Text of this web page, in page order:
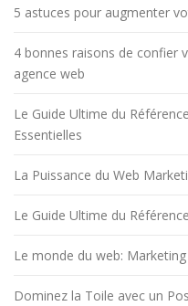
5 astuces pour augmenter
4 bonnes raisons de confier
agence web
Le Guide Ultime du
Essentielles
La Puissance du Web
Le Guide Ultime du
Le monde du web:
Dominez la Toile avec un